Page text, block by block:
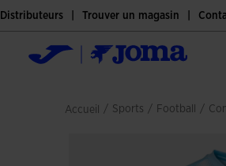
Distributeurs Trouver un magasin
Accueil / sports / football /